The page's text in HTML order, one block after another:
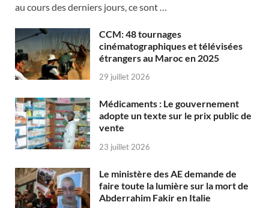
au cours des derniers jours, ce sont …
CCM: 48 tournages
cinématographiques et télévisées
étrangers au Maroc en 2025
29 juillet 2026
Médicaments : Le gouvernement
adopte un texte sur le prix public de
vente
23 juillet 2026
Le ministère des AE demande de
faire toute la lumière sur la mort de
Abderrahim Fakir en Italie